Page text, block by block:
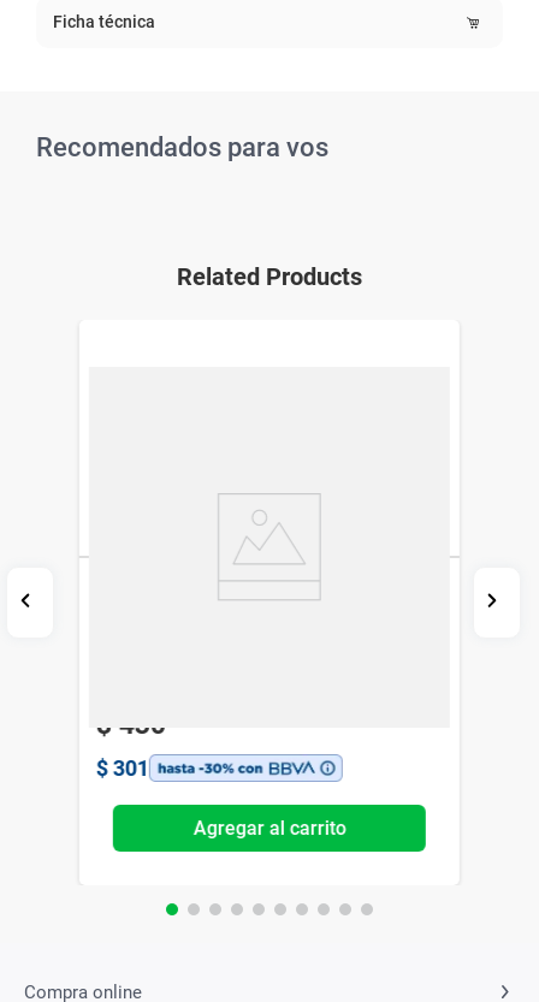
Ficha técnica
Recomendados para vos
Related Products
$ 430
$ 301
Agregar al carrito
Compra online